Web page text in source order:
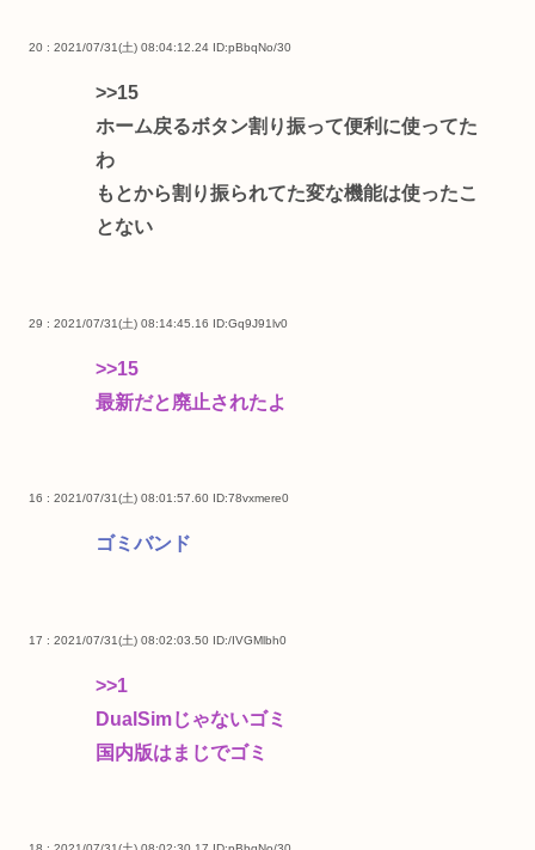
20 : 2021/07/31(土) 08:04:12.24 ID:pBbqNo/30
>>15
ホーム戻るボタン割り振って便利に使ってた
わ
もとから割り振られてた変な機能は使ったこ
とない
29 : 2021/07/31(土) 08:14:45.16 ID:Gq9J91lv0
>>15
最新だと廃止されたよ
16 : 2021/07/31(土) 08:01:57.60 ID:78vxmere0
ゴミバンド
17 : 2021/07/31(土) 08:02:03.50 ID:/IVGMlbh0
>>1
DualSimじゃないゴミ
国内版はまじでゴミ